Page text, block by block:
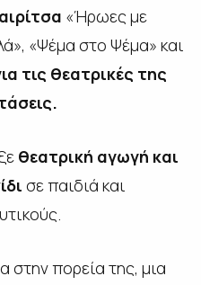
«Ήρωες με
«Ψέμα στο Ψέμα» και
τις θεατρικές της
θεατρική αγωγή και
σε παιδιά και
πορεία της, μια